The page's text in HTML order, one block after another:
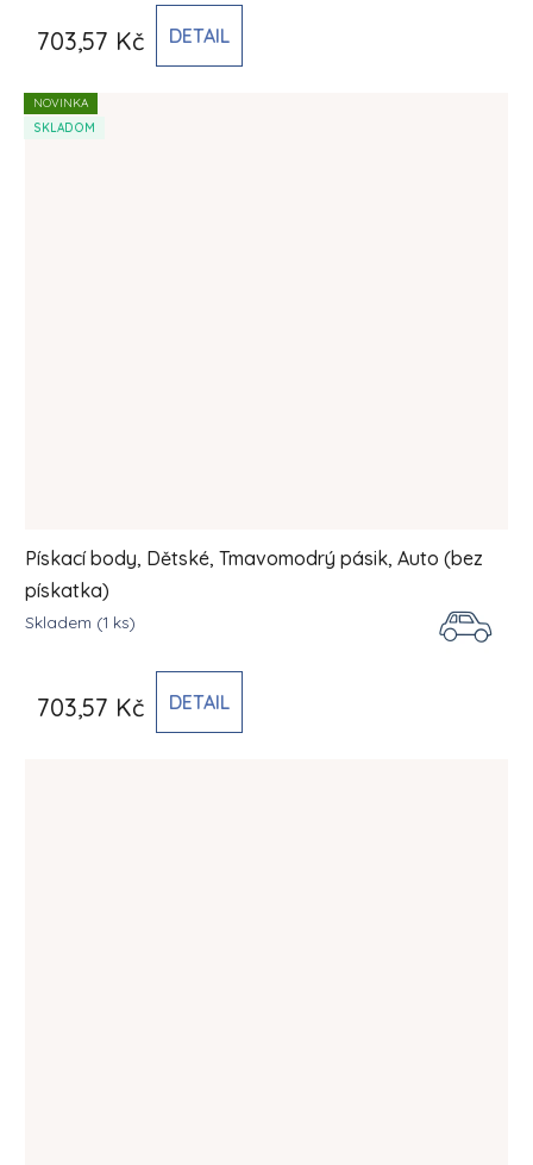
703,57 Kč DETAIL
NOVINKA
SKLADOM
Pískací body, Dětské, Tmavomodrý pásik, Auto (bez
pískatka)
Skladem (1 ks)
703,57 Kč DETAIL